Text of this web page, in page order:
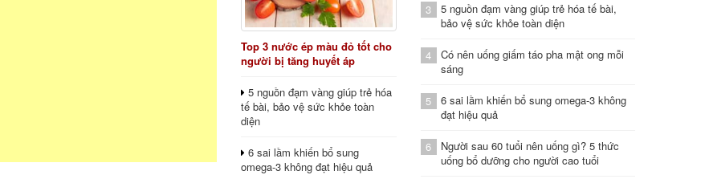
Top 3 nước ép màu đỏ tốt cho
người bị tăng huyết áp
5 nguồn đạm vàng giúp trẻ hóa
tế bài, bảo vệ sức khỏe toàn
diện
6 sai lầm khiến bổ sung
omega-3 không đạt hiệu quả
3
5 nguồn đạm vàng giúp trẻ hóa tế bài,
bảo vệ sức khỏe toàn diện
4
Có nên uống giấm táo pha mật ong mỗi
sáng
5
6 sai lầm khiến bổ sung omega-3 không
đạt hiệu quả
6
Người sau 60 tuổi nên uống gì? 5 thức
uống bổ dưỡng cho người cao tuổi